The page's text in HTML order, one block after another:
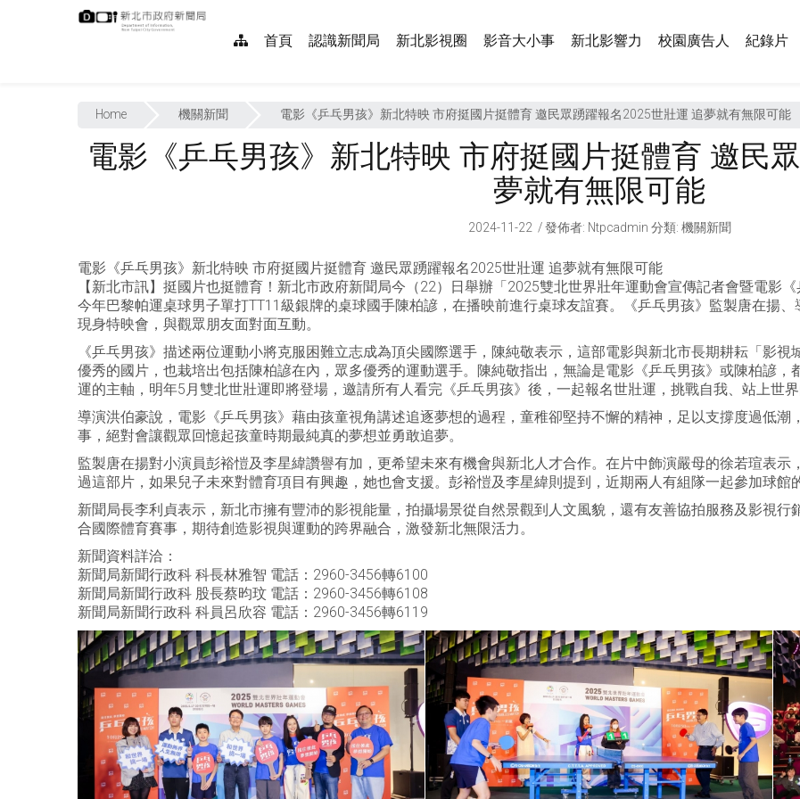
首頁 認識新聞局 新北影視圈 影音大小事 新北影響力 校園廣告人 紀錄片
Home 機關新聞 電影《乒乓男孩》新北特映 市府挺國片挺體育 邀民眾踴躍報名2025世壯運 追夢就有無限可能
電影《乒乓男孩》新北特映 市府挺國片挺體育 邀民
夢就有無限可能
2024-11-22 發佈者: Ntpcadmin 分類: 機關新聞
電影《乒乓男孩》新北特映 市府挺國片挺體育 邀民眾踴躍報名2025世壯運 追夢就有無限可能
【新北市訊】挺國片也挺體育！新北市政府新聞局今（22）日舉辦「2025雙北世界壯年運動會宣傳記者會暨電影
今年巴黎帕運桌球男子單打TT11級銀牌的桌球國手陳柏諺，在播映前進行桌球友誼賽。《乒乓男孩》監製唐在揚
現身特映會，與觀眾朋友面對面互動。
《乒乓男孩》描述兩位運動小將克服困難立志成為頂尖國際選手，陳純敬表示，這部電影與新北市長期耕耘「影
優秀的國片，也栽培出包括陳柏諺在內，眾多優秀的運動選手。陳純敬指出，無論是電影《乒乓男孩》或陳柏諺
運的主軸，明年5月雙北世壯運即將登場，邀請所有人看完《乒乓男孩》後，一起報名世壯運，挑戰自我、站上世界
導演洪伯豪說，電影《乒乓男孩》藉由孩童視角講述追逐夢想的過程，童稚卻堅持不懈的精神，足以支撐度過低
事，絕對會讓觀眾回憶起孩童時期最純真的夢想並勇敢追夢。
監製唐在揚對小演員彭裕愷及李星緯讚譽有加，更希望未來有機會與新北人才合作。在片中飾演嚴母的徐若瑄表
過這部片，如果兒子未來對體育項目有興趣，她也會支援。彭裕愷及李星緯則提到，近期兩人有組隊一起參加球館
新聞局長李利貞表示，新北市擁有豐沛的影視能量，拍攝場景從自然景觀到人文風貌，還有友善協拍服務及影視
合國際體育賽事，期待創造影視與運動的跨界融合，激發新北無限活力。
新聞資料詳洽：
新聞局新聞行政科 科長林雅智 電話：2960-3456轉6100
新聞局新聞行政科 股長蔡昀玟 電話：2960-3456轉6108
新聞局新聞行政科 科員呂欣容 電話：2960-3456轉6119